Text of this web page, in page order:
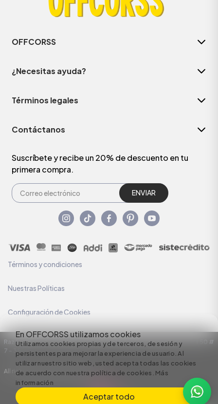
En OFFCORSS utilizamos cookies
Utilizamos cookies propias y de terceros, de sesión y
persistentes para mejorar la experiencia de usuario. Al
utilizar nuestro sitio web, usted acepta todas las cookies
de acuerdo con nuestra política de cookies. Más
información
Aceptar todo
OFFCORSS
¿Necesitas ayuda?
Términos legales
Contáctanos
Suscríbete y recibe un 20% de descuento en tu
primera compra.
ENVIAR
Términos y condiciones
Nuestras Políticas
Configuración de Cookies
Razón Social: C.I HERMECO S.A. NIT: 890924167-6 Dirección: Carrera 50 #
7 – 35
All rights reserved empowered by